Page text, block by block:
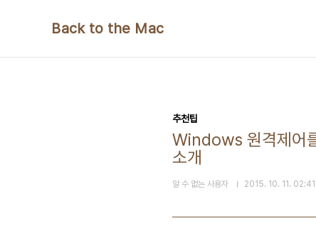
Back to the Mac
추천팁
Windows 원격제어
소개
알 수 없는 사용자 2015. 10. 11. 02:41